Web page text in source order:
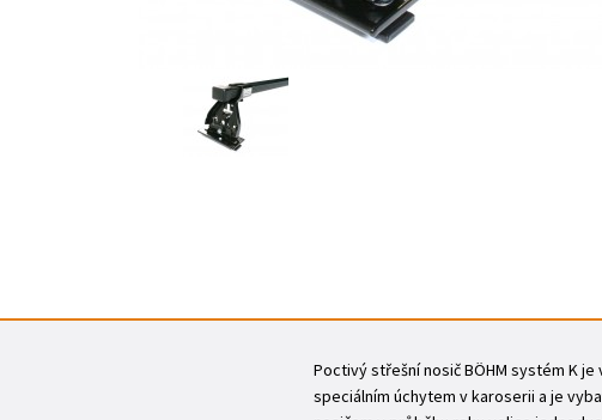
Poctivý střešní nosič BÖHM systém K
speciálním úchytem v karoserii a je